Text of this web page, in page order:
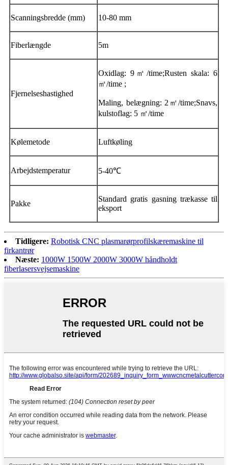
Scanningsbredde (mm) 10-80 mm
Fiberlængde 5m
Fjernelseshastighed
Oxidlag: 9㎡/time;Rusten skala: 6
㎡/time ;
Maling, belægning: 2㎡/time;Snavs,
kulstoflag: 5 ㎡/time
Kølemetode Luftkøling
Arbejdstemperatur 5-40℃
Pakke
Standard gratis gasning trækasse til
eksport
Tidligere: Robotisk CNC plasmarørprofilskæremaskine til
firkantrør
Næste: 1000W 1500W 2000W 3000W håndholdt
fiberlasersvejsemaskine